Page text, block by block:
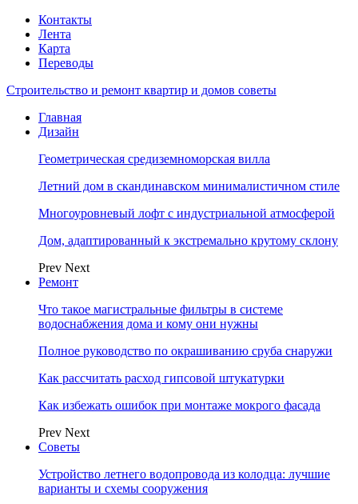
Контакты
Лента
Карта
Переводы
Строительство и ремонт квартир и домов советы
Главная
Дизайн
Геометрическая средиземноморская вилла
Летний дом в скандинавском минималистичном стиле
Многоуровневый лофт с индустриальной атмосферой
Дом, адаптированный к экстремально крутому склону
Prev Next
Ремонт
Что такое магистральные фильтры в системе
водоснабжения дома и кому они нужны
Полное руководство по окрашиванию сруба снаружи
Как рассчитать расход гипсовой штукатурки
Как избежать ошибок при монтаже мокрого фасада
Prev Next
Советы
Устройство летнего водопровода из колодца: лучшие
варианты и схемы сооружения